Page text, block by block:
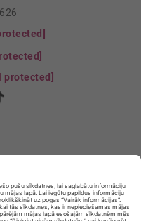
protected]
noteikumi